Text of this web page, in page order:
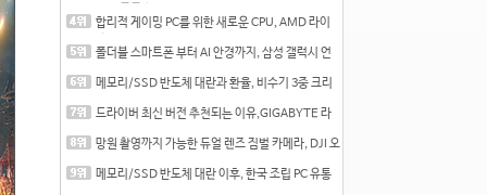
합리적 게이밍 PC를 위한 새로운 CPU, AMD 라이
폴더블 스마트폰 부터 AI 안경까지, 삼성 갤럭시 언
메모리/SSD 반도체 대란과 환율, 비수기 3중 크리
드라이버 최신 버전 추천되는 이유,GIGABYTE 라
망원 촬영까지 가능한 듀얼 렌즈 짐벌 카메라, DJI 오
메모리/SSD 반도체 대란 이후, 한국 조립 PC 유통